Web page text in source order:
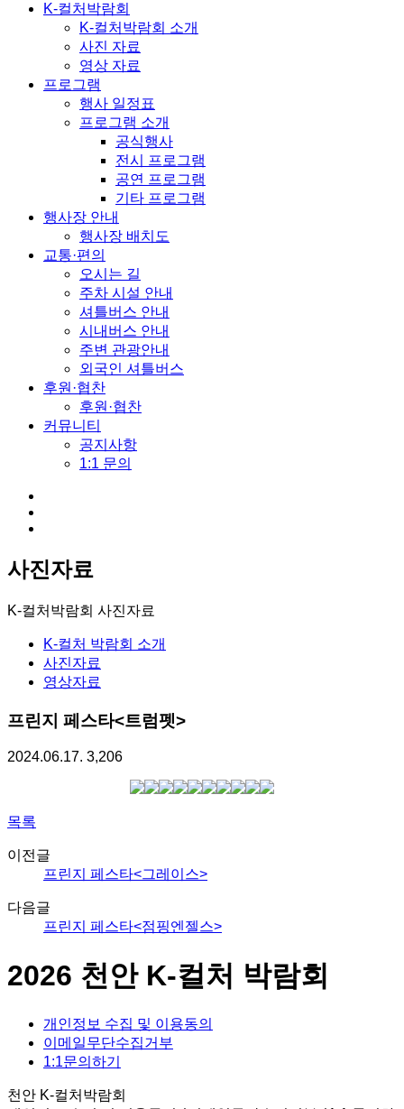
K-컬처박람회
K-컬처박람회 소개
사진 자료
영상 자료
프로그램
행사 일정표
프로그램 소개
공식행사
전시 프로그램
공연 프로그램
기타 프로그램
행사장 안내
행사장 배치도
교통·편의
오시는 길
주차 시설 안내
셔틀버스 안내
시내버스 안내
주변 관광안내
외국인 셔틀버스
후원·협찬
후원·협찬
커뮤니티
공지사항
1:1 문의
사진자료
K-컬처박람회 사진자료
K-컬처 박람회 소개
사진자료
영상자료
프린지 페스타<트럼펫>
2024.06.17. 3,206
목록
이전글
프린지 페스타<그레이스>
다음글
프린지 페스타<점핑엔젤스>
2026 천안 K-컬처 박람회
개인정보 수집 및 이용동의
이메일무단수집거부
1:1문의하기
천안 K-컬처박람회